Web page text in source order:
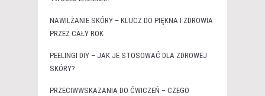
NAWILŻANIE SKÓRY – KLUCZ DO PIĘKNA I ZDROWIA
PRZEZ CAŁY ROK
PEELINGI DIY – JAK JE STOSOWAĆ DLA ZDROWEJ
SKÓRY?
PRZECIWWSKAZANIA DO ĆWICZEŃ – CZEGO